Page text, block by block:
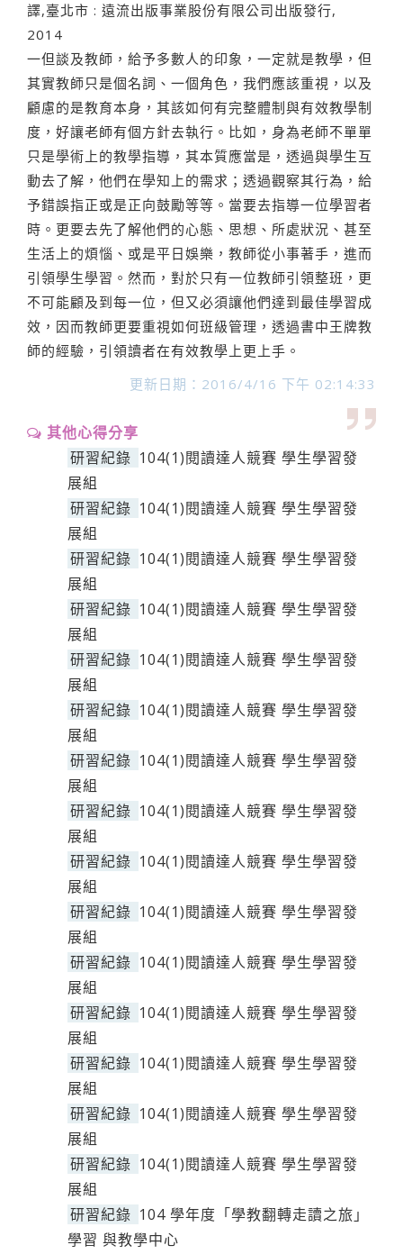
譯,臺北市 : 遠流出版事業股份有限公司出版發行,
2014
一但談及教師，給予多數人的印象，一定就是教學，但
其實教師只是個名詞、一個角色，我們應該重視，以及
顧慮的是教育本身，其該如何有完整體制與有效教學制
度，好讓老師有個方針去執行。比如，身為老師不單單
只是學術上的教學指導，其本質應當是，透過與學生互
動去了解，他們在學知上的需求；透過觀察其行為，給
予錯誤指正或是正向鼓勵等等。當要去指導一位學習者
時。更要去先了解他們的心態、思想、所處狀況、甚至
生活上的煩惱、或是平日娛樂，教師從小事著手，進而
引領學生學習。然而，對於只有一位教師引領整班，更
不可能顧及到每一位，但又必須讓他們達到最佳學習成
效，因而教師更要重視如何班級管理，透過書中王牌教
師的經驗，引領讀者在有效教學上更上手。
更新日期：2016/4/16 下午 02:14:33
其他心得分享
研習紀錄 104(1)閱讀達人競賽 學生學習發
展組
研習紀錄 104(1)閱讀達人競賽 學生學習發
展組
研習紀錄 104(1)閱讀達人競賽 學生學習發
展組
研習紀錄 104(1)閱讀達人競賽 學生學習發
展組
研習紀錄 104(1)閱讀達人競賽 學生學習發
展組
研習紀錄 104(1)閱讀達人競賽 學生學習發
展組
研習紀錄 104(1)閱讀達人競賽 學生學習發
展組
研習紀錄 104(1)閱讀達人競賽 學生學習發
展組
研習紀錄 104(1)閱讀達人競賽 學生學習發
展組
研習紀錄 104(1)閱讀達人競賽 學生學習發
展組
研習紀錄 104(1)閱讀達人競賽 學生學習發
展組
研習紀錄 104(1)閱讀達人競賽 學生學習發
展組
研習紀錄 104(1)閱讀達人競賽 學生學習發
展組
研習紀錄 104(1)閱讀達人競賽 學生學習發
展組
研習紀錄 104(1)閱讀達人競賽 學生學習發
展組
研習紀錄 104 學年度「學教翻轉走讀之旅」
學習 與教學中心